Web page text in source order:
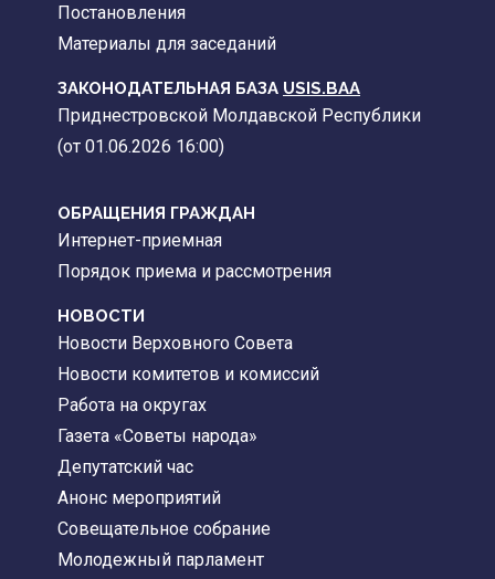
Постановления
Материалы для заседаний
ЗАКОНОДАТЕЛЬНАЯ БАЗА USIS.BAA
Приднестровской Молдавской Республики
(от 01.06.2026 16:00)
ОБРАЩЕНИЯ ГРАЖДАН
Интернет-приемная
Порядок приема и рассмотрения
НОВОСТИ
Новости Верховного Совета
Новости комитетов и комиссий
Работа на округах
Газета «Советы народа»
Депутатский час
Анонс мероприятий
Совещательное собрание
Молодежный парламент